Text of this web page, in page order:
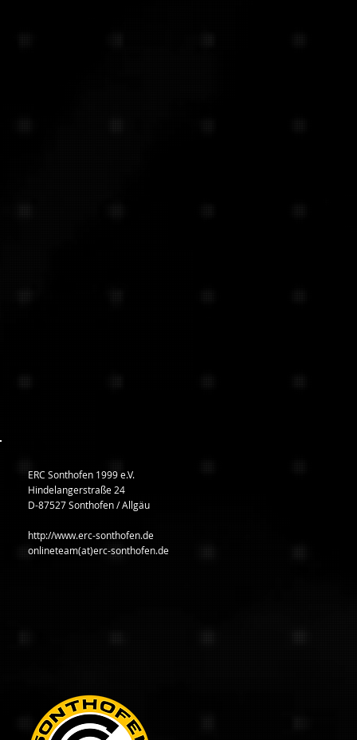
ERC Sonthofen 1999 e.V.
Hindelangerstraße 24
D-87527 Sonthofen / Allgäu
http://www.erc-sonthofen.de
onlineteam(at)erc-sonthofen.de